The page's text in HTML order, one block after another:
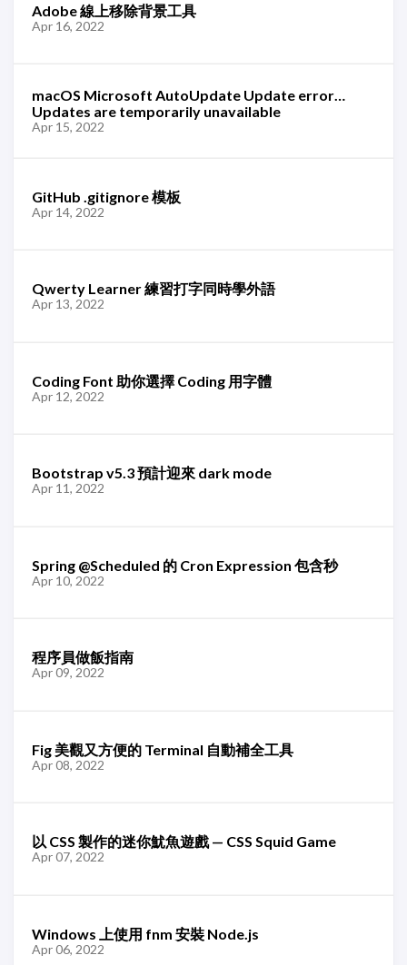
Adobe 線上移除背景工具
Apr 16, 2022
macOS Microsoft AutoUpdate Update error…
Updates are temporarily unavailable
Apr 15, 2022
GitHub .gitignore 模板
Apr 14, 2022
Qwerty Learner 練習打字同時學外語
Apr 13, 2022
Coding Font 助你選擇 Coding 用字體
Apr 12, 2022
Bootstrap v5.3 預計迎來 dark mode
Apr 11, 2022
Spring @Scheduled 的 Cron Expression 包含秒
Apr 10, 2022
程序員做飯指南
Apr 09, 2022
Fig 美觀又方便的 Terminal 自動補全工具
Apr 08, 2022
以 CSS 製作的迷你魷魚遊戲 — CSS Squid Game
Apr 07, 2022
Windows 上使用 fnm 安裝 Node.js
Apr 06, 2022